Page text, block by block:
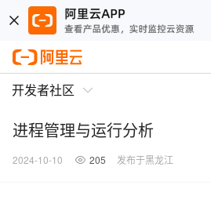
开发者社区
进程管理与运行分析
2024-10-10 205 发布于黑龙江